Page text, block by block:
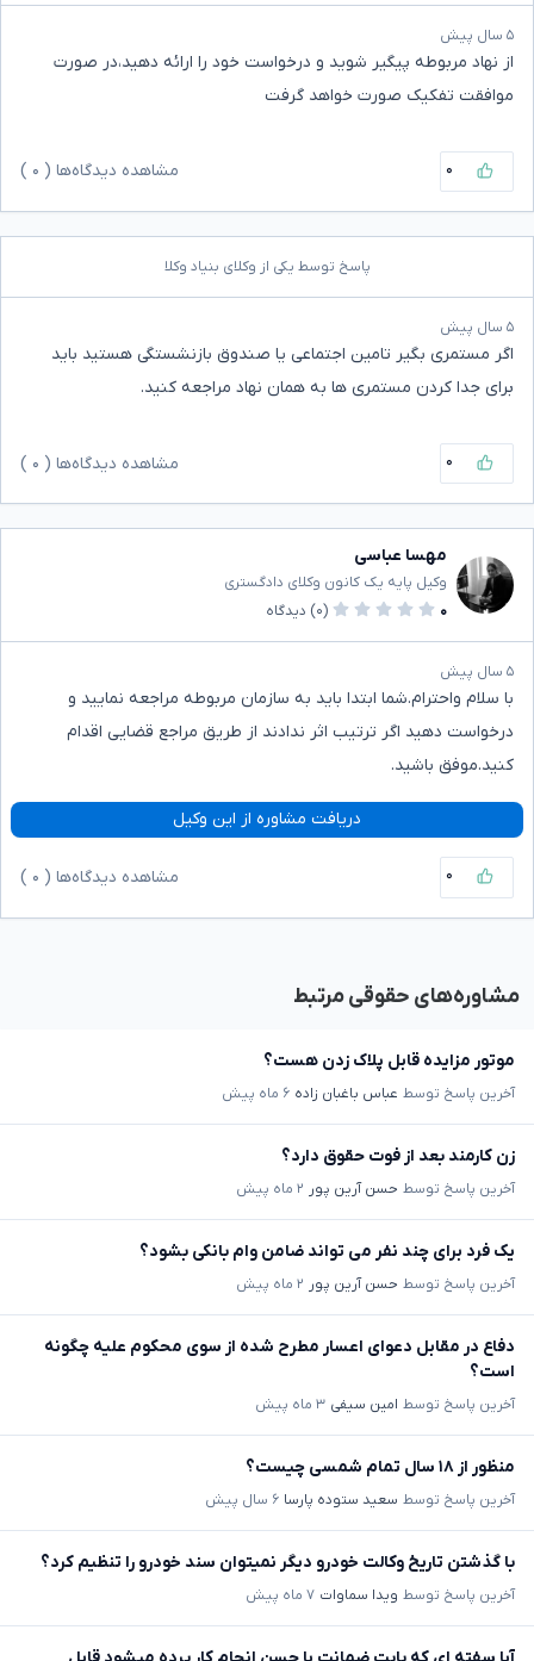
۵ سال پیش
از نهاد مربوطه پیگیر شوید و درخواست خود را ارائه دهید،در صورت
موافقت تفکیک صورت خواهد گرفت
۰ مشاهده دیدگاه‌ها ( ۰
پاسخ توسط یکی از وکلای بنیاد وکلا
۵ سال پیش
اگر مستمری بگیر تامین اجتماعی یا صندوق بازنشستگی هستید باید
برای جدا کردن مستمری ها به همان نهاد مراجعه کنید.
۰ مشاهده دیدگاه‌ها ( ۰
مهسا عباسی
وکیل پایه یک کانون وکلای دادگستری
۰
(۰) دیدگاه
۵ سال پیش
با سلام واحترام.شما ابتدا باید به سازمان مربوطه مراجعه نمایید و
درخواست دهید اگر ترتیب اثر ندادند از طریق مراجع قضایی اقدام
کنید.موفق باشید.
دریافت مشاوره از این وکیل
۰ مشاهده دیدگاه‌ها ( ۰
مشاوره‌های حقوقی مرتبط
موتور مزایده قابل پلاک زدن هست؟
آخرین پاسخ توسط عباس باغبان زاده ۶ ماه پیش
زن کارمند بعد از فوت حقوق دارد؟
آخرین پاسخ توسط حسن آرین پور ۲ ماه پیش
یک فرد برای چند نفر می تواند ضامن وام بانکی بشود؟
آخرین پاسخ توسط حسن آرین پور ۲ ماه پیش
دفاع در مقابل دعوای اعسار مطرح شده از سوی محکوم علیه چگونه
است؟
آخرین پاسخ توسط امین سیفی ۳ ماه پیش
منظور از ۱۸ سال تمام شمسی چیست؟
آخرین پاسخ توسط سعید ستوده پارسا ۶ سال پیش
با گذشتن تاریخ وکالت خودرو دیگر نمیتوان سند خودرو را تنظیم کرد؟
آخرین پاسخ توسط ویدا سماوات ۷ ماه پیش